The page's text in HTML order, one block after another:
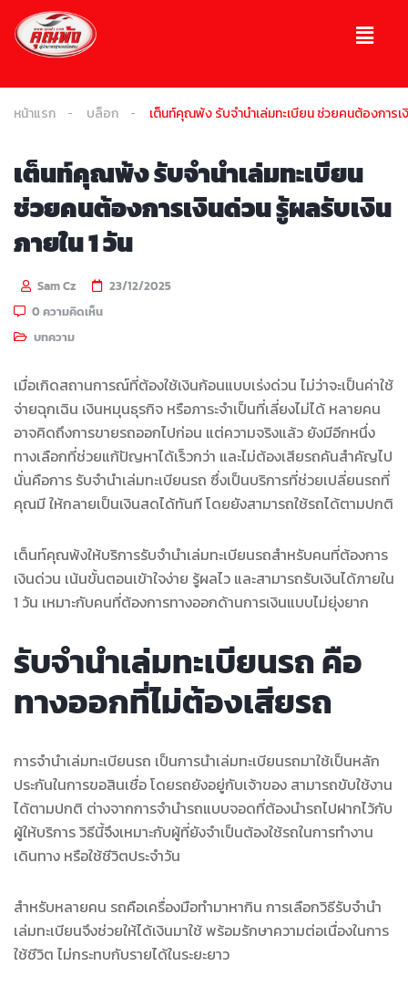
หน้าแรก บล็อก เต็นท์คุณพ้ง รับจำนำเล่มทะเบียน ช่วยคนต้องการเ
เต็นท์คุณพ้ง รับจำนำเล่มทะเบียน
ช่วยคนต้องการเงินด่วน รู้ผลรับเงิน
ภายใน 1 วัน
Sam Cz
23/12/2025
0 ความคิดเห็น
บทความ
เมื่อเกิดสถานการณ์ที่ต้องใช้เงินก้อนแบบเร่งด่วน ไม่ว่าจะเป็นค่าใช้
จ่ายฉุกเฉิน เงินหมุนธุรกิจ หรือภาระจำเป็นที่เลี่ยงไม่ได้ หลายคน
อาจคิดถึงการขายรถออกไปก่อน แต่ความจริงแล้ว ยังมีอีกหนึ่ง
ทางเลือกที่ช่วยแก้ปัญหาได้เร็วกว่า และไม่ต้องเสียรถคันสำคัญไป
นั่นคือการ รับจำนำเล่มทะเบียนรถ ซึ่งเป็นบริการที่ช่วยเปลี่ยนรถที่
คุณมี ให้กลายเป็นเงินสดได้ทันที โดยยังสามารถใช้รถได้ตามปกติ
เต็นท์คุณพ้งให้บริการรับจำนำเล่มทะเบียนรถสำหรับคนที่ต้องการ
เงินด่วน เน้นขั้นตอนเข้าใจง่าย รู้ผลไว และสามารถรับเงินได้ภายใน
1 วัน เหมาะกับคนที่ต้องการทางออกด้านการเงินแบบไม่ยุ่งยาก
รับจำนำเล่มทะเบียนรถ คือ
ทางออกที่ไม่ต้องเสียรถ
การจำนำเล่มทะเบียนรถ เป็นการนำเล่มทะเบียนรถมาใช้เป็นหลัก
ประกันในการขอสินเชื่อ โดยรถยังอยู่กับเจ้าของ สามารถขับใช้งาน
ได้ตามปกติ ต่างจากการจำนำรถแบบจอดที่ต้องนำรถไปฝากไว้กับ
ผู้ให้บริการ วิธีนี้จึงเหมาะกับผู้ที่ยังจำเป็นต้องใช้รถในการทำงาน
เดินทาง หรือใช้ชีวิตประจำวัน
สำหรับหลายคน รถคือเครื่องมือทำมาหากิน การเลือกวิธีรับจำนำ
เล่มทะเบียนจึงช่วยให้ได้เงินมาใช้ พร้อมรักษาความต่อเนื่องในการ
ใช้ชีวิต ไม่กระทบกับรายได้ในระยะยาว